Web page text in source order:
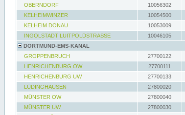
OBERNDORF
10056302
KELHEIMWINZER
10054500
KELHEIM DONAU
10053009
INGOLSTADT LUITPOLDSTRASSE
10046105
DORTMUND-EMS-KANAL
GROPPENBRUCH
27700122
HENRICHENBURG OW
27700111
HENRICHENBURG UW
27700133
LÜDINGHAUSEN
27800020
MÜNSTER OW
27800040
MÜNSTER UW
27800030